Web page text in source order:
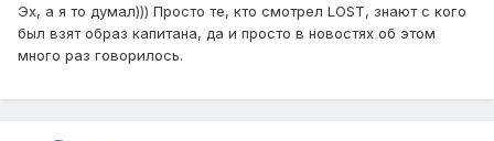
Эх, а я то думал))) Просто те, кто смотрел LOST, знают с кого
был взят образ капитана, да и просто в новостях об этом
много раз говорилось.